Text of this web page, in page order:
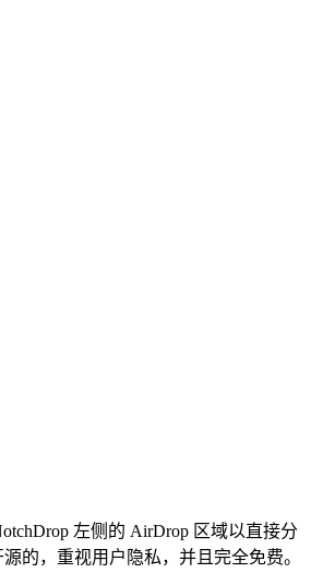
左侧的 AirDrop 区域以直接分
的，重视用户隐私，并且完全免费。